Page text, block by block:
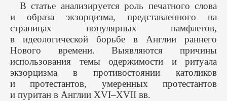
В статье анализируется роль печатного слова
и образа экзорцизма, представленного на
страницах популярных памфлетов,
в идеологической борьбе в Англии раннего
Нового времени. Выявляются причины
использования темы одержимости и ритуала
экзорцизма в противостоянии католиков
и протестантов, умеренных протестантов
и пуритан в Англии XVI–XVII вв.